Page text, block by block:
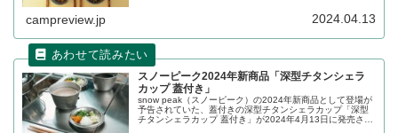
campreview.jp 2024.04.13
スノーピーク2024年新商品「深型チタンシェラ
カップ 蓋付き」
snow peak（スノーピーク）の2024年新商品として登場が
予告されていた、蓋付きの深型チタンシェラカップ「深型
チタンシェラカップ 蓋付き」が2024年4月13日に発売され